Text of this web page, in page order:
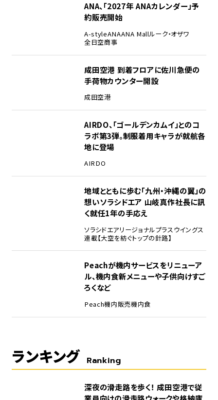
ANA、「2027年 ANAカレンダー」予
約販売開始
A-styleANAANA Mallルーク・オザワ
全日空商事
成田空港 到着フロアに佐川急便の
手荷物カウンター開設
成田空港
AIRDO、「ゴールデンカムイ」とのコ
ラボ第3弾。制服着用キャラが就航各
地に登場
AIRDO
地域とともに歩む「九州・沖縄の翼」の
想い――ソラシドエア 山岐真作社長に訊
く就任1年の手応え
ソラシドエアリージョナルプラスウイングス
連載【大空を紡ぐトップの針路】
Peachが機内サービスをリニューア
ル、機内食新メニューや子供向けすご
ろくなど
Peach機内販売機内食
ランキング Ranking
深夜の滑走路を歩く！ 成田空港で従